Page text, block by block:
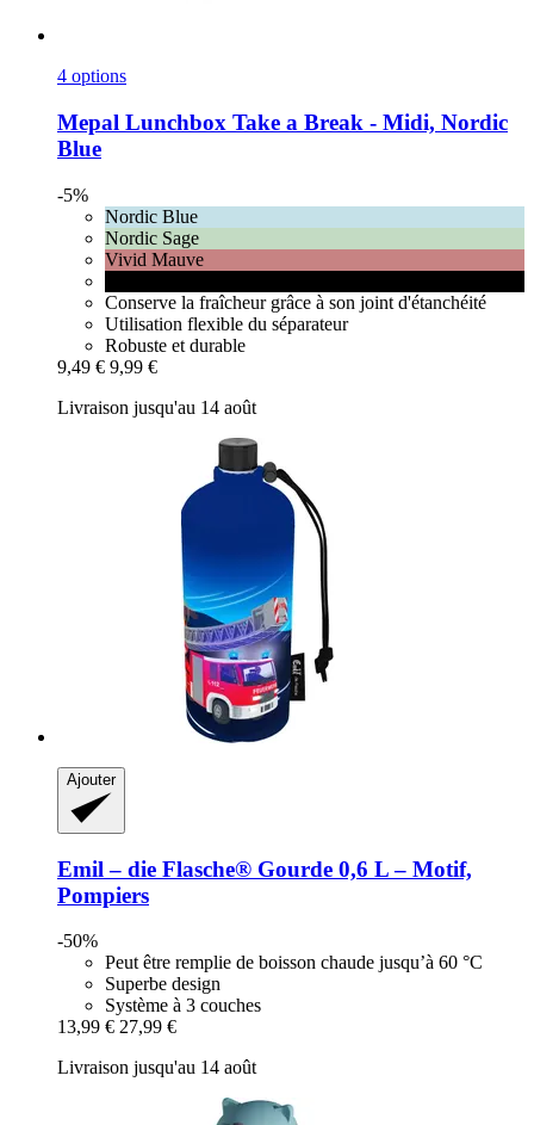
4 options
Mepal Lunchbox Take a Break -​ Midi, Nordic
Blue
-5%
Nordic Blue
Nordic Sage
Vivid Mauve
Conserve la fraîcheur grâce à son joint d'étanchéité
Utilisation flexible du séparateur
Robuste et durable
9,49 € 9,99 €
Livraison jusqu'au 14 août
Ajouter
Emil – die Flasche® Gourde 0,6 L – Motif,
Pompiers
-50%
Peut être remplie de boisson chaude jusqu’à 60 °C
Superbe design
Système à 3 couches
13,99 € 27,99 €
Livraison jusqu'au 14 août